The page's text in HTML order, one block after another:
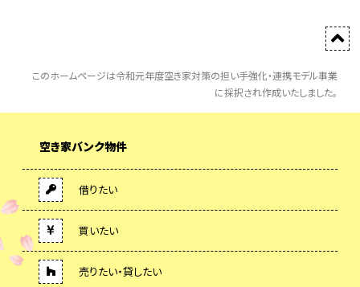
このホームページは令和元年度空き家対策の担い手強化・連携モデル事業
に採択され作成いたしました。
空き家バンク物件
借りたい
買いたい
売りたい・貸したい